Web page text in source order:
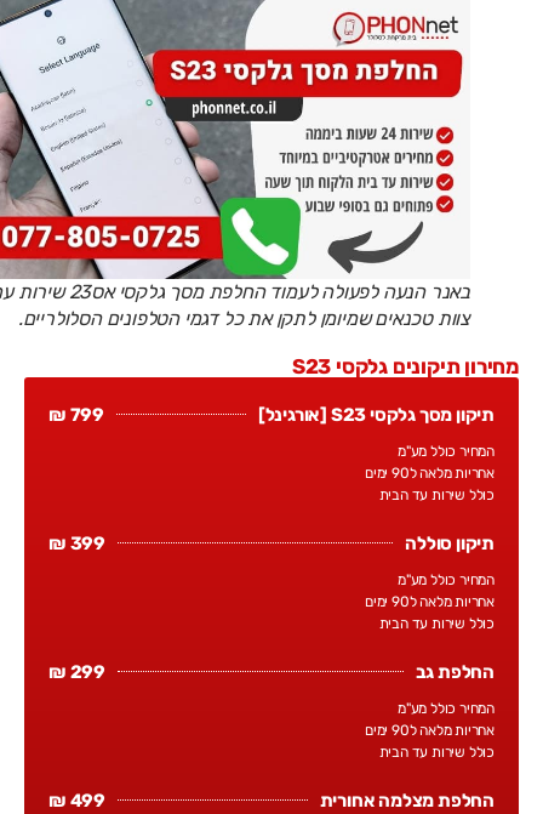
באנר הנעה לפעולה לעמוד החלפת מסך גלקסי אס23 שירות עם
צוות טכנאים שמיומן לתקן את כל דגמי הטלפונים הסלולריים.
מחירון תיקונים גלקסי S23
תיקון מסך גלקסי S23 [אורגינל] 799 ₪
המחיר כולל מע"מ
אחריות מלאה ל90 ימים
כולל שירות עד הבית
תיקון סוללה 399 ₪
המחיר כולל מע"מ
אחריות מלאה ל90 ימים
כולל שירות עד הבית
החלפת גב 299 ₪
המחיר כולל מע"מ
אחריות מלאה ל90 ימים
כולל שירות עד הבית
החלפת מצלמה אחורית 499 ₪